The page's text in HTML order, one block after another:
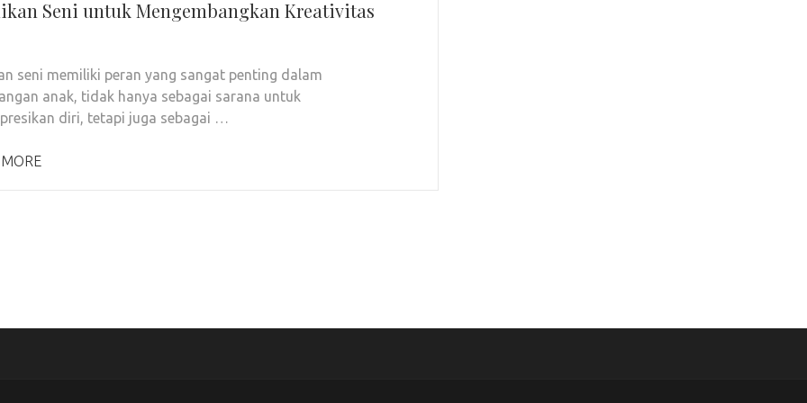
Seni untuk Mengembangkan Kreativitas
seni memiliki peran yang sangat penting dalam
anak, tidak hanya sebagai sarana untuk
diri, tetapi juga sebagai …